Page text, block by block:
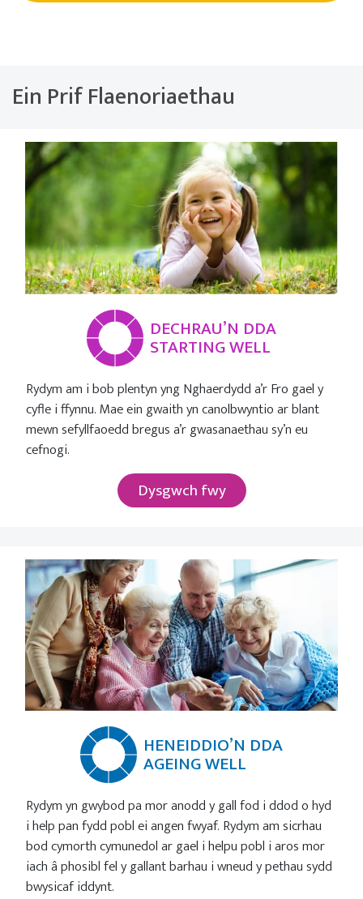
Ein Prif Flaenoriaethau
DECHRAU’N DDA
STARTING WELL
Rydym am i bob plentyn yng Nghaerdydd a’r Fro gael y
cyfle i ffynnu. Mae ein gwaith yn canolbwyntio ar blant
mewn sefyllfaoedd bregus a’r gwasanaethau sy’n eu
cefnogi.
Dysgwch fwy
HENEIDDIO’N DDA
AGEING WELL
Rydym yn gwybod pa mor anodd y gall fod i ddod o hyd
i help pan fydd pobl ei angen fwyaf. Rydym am sicrhau
bod cymorth cymunedol ar gael i helpu pobl i aros mor
iach â phosibl fel y gallant barhau i wneud y pethau sydd
bwysicaf iddynt.